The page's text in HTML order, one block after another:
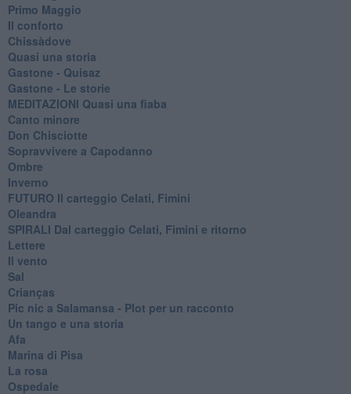
Primo Maggio
Il conforto
Chissàdove
Quasi una storia
Gastone - Quisaz
Gastone - Le storie
MEDITAZIONI Quasi una fiaba
Canto minore
Don Chisciotte
Sopravvivere a Capodanno
Ombre
Inverno
FUTURO Il carteggio Celati, Fimini
Oleandra
SPIRALI Dal carteggio Celati, Fimini e ritorno
Lettere
Il vento
Sal
Crianças
Pic nic a Salamansa - Plot per un racconto
Un tango e una storia
Afa
Marina di Pisa
La rosa
Ospedale